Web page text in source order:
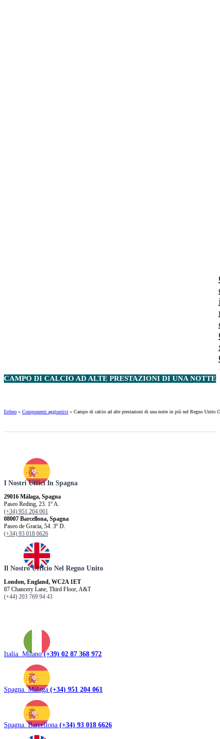
CAMPO DI CALCIO AD ALTE PRESTAZIONI DI UNA NOTTE
Ertheo » Componenti aggiuntivi » Campo di calcio ad alte prestazioni di una notte in più nel Regno Unito
I Nostri Uffici In Spagna
29016 Málaga, Spagna
Paseo Reding, 23. 1º A.
(+34) 951 204 061
08007 Barcellona, ​​Spagna
Paseo de Gracia, 54. 3º D.
(+34) 93 018 6626
Il Nostro Ufficio Nel Regno Unito
London, England, WC2A 1ET
87 Chancery Lane, Third Floor, A&T
(+44) 203 769 94 43
Italia. Milano(+39) 02 87 368 972
Spagna. Málaga (+34) 951 204 061
Spagna. Barcellona (+34) 93 018 6626